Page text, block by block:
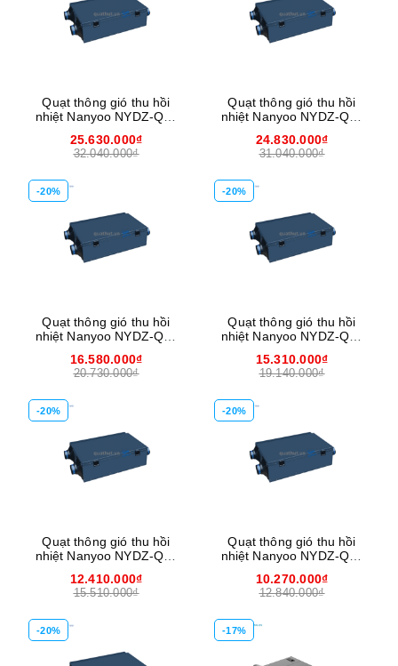
Quạt thông gió thu hồi
nhiệt Nanyoo NYDZ-QR-
25.630.000₫
32.040.000₫
Quạt thông gió thu hồi
nhiệt Nanyoo NYDZ-QR-
24.830.000₫
31.040.000₫
-20%
Quạt thông gió thu hồi
nhiệt Nanyoo NYDZ-QR-
16.580.000₫
20.730.000₫
-20%
Quạt thông gió thu hồi
nhiệt Nanyoo NYDZ-QR-
15.310.000₫
19.140.000₫
-20%
Quạt thông gió thu hồi
nhiệt Nanyoo NYDZ-QR-
12.410.000₫
15.510.000₫
-20%
Quạt thông gió thu hồi
nhiệt Nanyoo NYDZ-QR-
10.270.000₫
12.840.000₫
-20% -17%